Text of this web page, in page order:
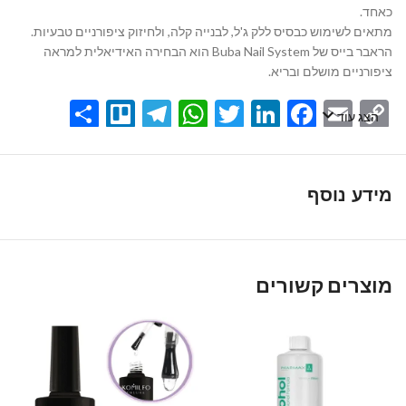
כאחד.
מתאים לשימוש כבסיס ללק ג'ל, לבנייה קלה, ולחיזוק ציפורניים טבעיות.
הראבר בייס של Buba Nail System הוא הבחירה האידיאלית למראה
ציפורניים מושלם ובריא.
Copy
Email
Facebook
LinkedIn
Twitter
WhatsApp
Telegram
Trello הצג עוד
מידע נוסף
מוצרים קשורים